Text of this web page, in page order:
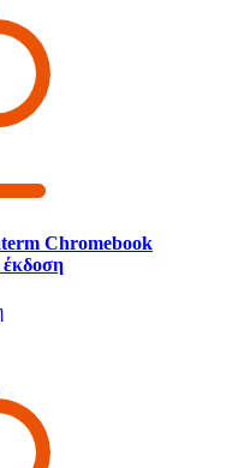
Chromebook
έκδοση